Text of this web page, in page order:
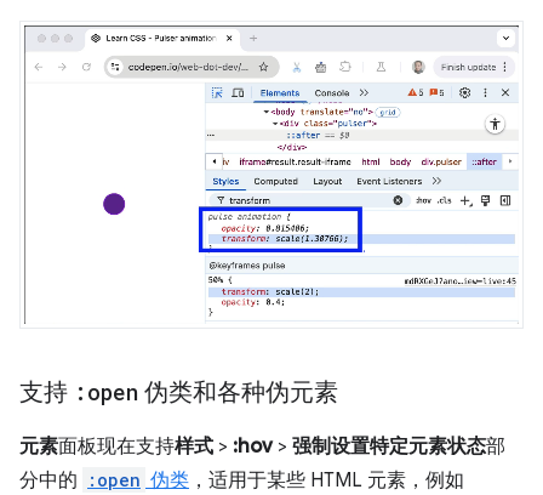
支持 :open 伪类和各种伪元素
元素面板现在支持样式 > :hov> 强制设置特定元素状态部
分中的
:open 伪类 ，适用于某些 HTML 元素，例如